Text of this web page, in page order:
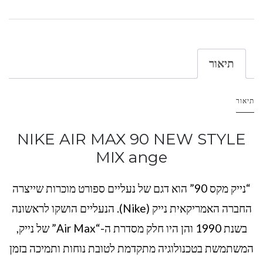
תיאור
תיאור
NIKE AIR MAX 90 NEW STYLE
MIX ange
“נייק מקס 90” הוא דגם של נעליים ספורט מוכרות שייצרה
החברה האמריקאית נייק (Nike). הנעליים הושקו לראשונה
בשנת 1990 והן היו חלק מסדרת ה-“Air Max” של נייק,
המשתמשת בטכנולוגיה מתקדמת לטובת נוחות ותמיכה בזמן